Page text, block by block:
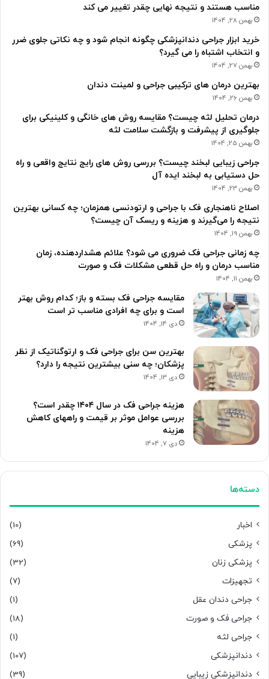
مناسب هستند و نتیجه نهایی چقدر تغییر می کند
بهمن 28, 1404
خرید ابزار جراحی دندانپزشکی چگونه انجام شود و چه نکاتی جلوی ضرر
و انتخاب اشتباه را می گیرد؟
بهمن 27, 1404
بهترین درمان های ترکیبی جراحی و لمینت دندان
بهمن 26, 1404
درمان تحلیل لثه چیست؟ مقایسه روش های خانگی و کلینیکی برای
جلوگیری از پیشرفت و بازگشت سلامت لثه
بهمن 25, 1404
جراحی زیبایی لبخند چیست؟ بررسی روش های رایج نتایج واقعی و راه
حل دستیابی به لبخند ایده آل
بهمن 23, 1404
اصلاح ناهنجاری فک با جراحی و ارتودنسی همزمان؛ چه کسانی بهترین
نتیجه را می‌گیرند و هزینه و ریسک آن چیست؟
بهمن 19, 1404
چه زمانی جراحی فک ضروری می شود؟ علائم هشداردهنده، زمان
مناسب درمان و راه حل قطعی مشکلات فک و صورت
بهمن 11, 1404
مقایسه جراحی فک بسته و باز؛ کدام روش بهتر
است و برای چه افرادی مناسب تر است
دی 14, 1404
بهترین سن برای جراحی فک و ارتوگناتیک از نظر
پزشکان؛ چه سنی بیشترین نتیجه را دارد؟
دی 13, 1404
هزینه جراحی فک در سال ۱۴۰۴ چقدر است؟
بررسی عوامل موثر بر قیمت و راههای کاهش
هزینه
دی 7, 1404
دسته‌ها
اخبار
(10)
پزشکی
(69)
پزشکی زنان
(32)
تجهیزات
(7)
جراحی دندان عقل
(1)
جراحی فک و صورت
(18)
جراحی لثه
(1)
دندانپزشکی
(107)
دندانپزشکی زیبایی
(39)